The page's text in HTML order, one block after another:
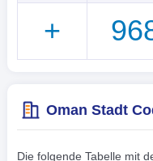
+
Oman Stadt
Die folgende Tabelle mit